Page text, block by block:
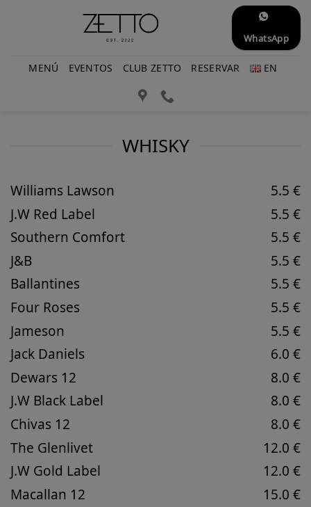
WhatsApp
MENÚ EVENTOS CLUB ZETTO RESERVAR EN
WHISKY
Williams Lawson
J.W Red Label
Southern Comfort
J&B
Ballantines
Four Roses
Jameson
Jack Daniels
Dewars 12
J.W Black Label
Chivas 12
The Glenlivet
J.W Gold Label
Macallan 12
5.5 €
5.5 €
5.5 €
5.5 €
5.5 €
5.5 €
5.5 €
6.0 €
8.0 €
8.0 €
8.0 €
12.0 €
12.0 €
15.0 €